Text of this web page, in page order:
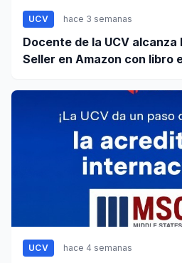
UCV hace 3 semanas
Docente de la UCV
Seller en Amazon con libro
UCV hace 4 semanas